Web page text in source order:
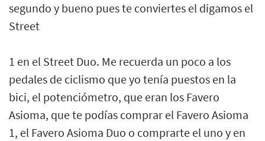
segundo y bueno pues te conviertes el digamos el
Street
1 en el Street Duo. Me recuerda un poco a los
pedales de ciclismo que yo tenía puestos en la
bici, el potenciómetro, que eran los Favero
Asioma, que te podías comprar el Favero Asioma
1, el Favero Asioma Duo o comprarte el uno y en